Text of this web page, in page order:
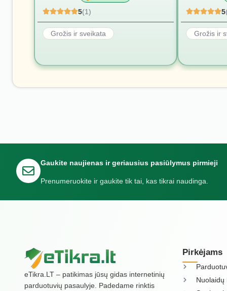
5(1)
Grožis ir sveikata
5
Grožis ir
Gaukite naujienas ir geriausius pasiūlymus pirmieji
Prenumeruokite ir gaukite tik tai, kas tikrai naudinga.
eTikra.LT – patikimas jūsų gidas internetinių
parduotuvių pasaulyje. Padedame rinktis
Pirkėjams
Nuolaidų